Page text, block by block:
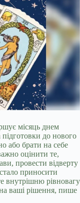
місяць днем
до нового
або брати на себе
оцінити те,
провести відверту
приносити
внутрішню рівновагу
ваші рішення, пише